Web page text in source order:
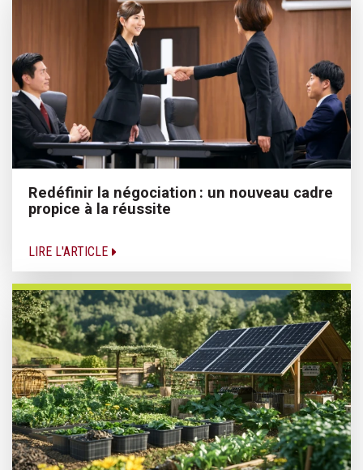
Redéfinir la négociation : un nouveau cadre
propice à la réussite
LIRE L'ARTICLE